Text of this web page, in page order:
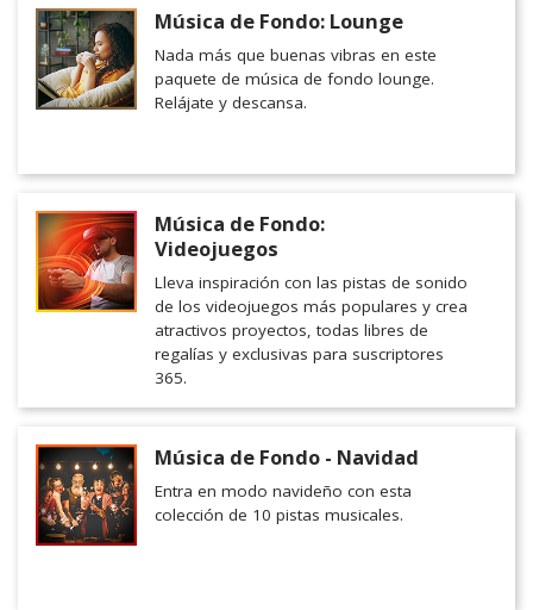
Música de Fondo: Lounge
Nada más que buenas vibras en este
paquete de música de fondo lounge.
Relájate y descansa.
Música de Fondo:
Videojuegos
Lleva inspiración con las pistas de sonido
de los videojuegos más populares y crea
atractivos proyectos, todas libres de
regalías y exclusivas para suscriptores
365.
Música de Fondo - Navidad
Entra en modo navideño con esta
colección de 10 pistas musicales.